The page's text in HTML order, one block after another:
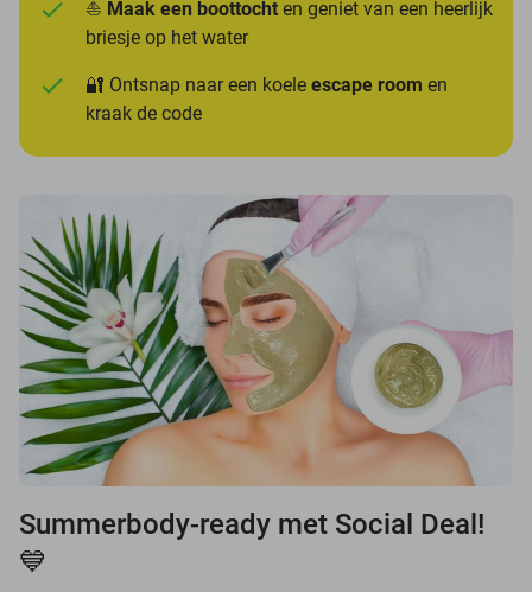
⛵ Maak een boottocht en geniet van een heerlijk
briesje op het water
🔐 Ontsnap naar een koele escape room en
kraak de code
Summerbody-ready met Social Deal!
💙